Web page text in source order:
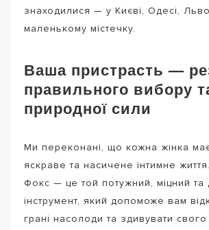
знаходилися — у Києві, Одесі,
маленькому містечку.
Ваша пристрасть —
правильного вибору
природної сили
Ми переконані, що кожна жінка
яскраве та насичене інтимне
Фокс — це той потужний, міцний та
інструмент, який допоможе вам
грані насолоди та здивувати